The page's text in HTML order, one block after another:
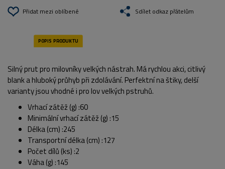
Přidat mezi oblíbené Sdílet odkaz přátelům
Silný prut pro milovníky velkých nástrah. Má rychlou akci, citlivý
blank a hluboký průhyb při zdolávání. Perfektní na štiky, delší
varianty jsou vhodné i pro lov velkých pstruhů.
Vrhací zátěž (g) :60
Minimální vrhací zátěž (g) :15
Délka (cm) :245
Transportní délka (cm) :127
Počet dílů (ks) :2
Váha (g) :145